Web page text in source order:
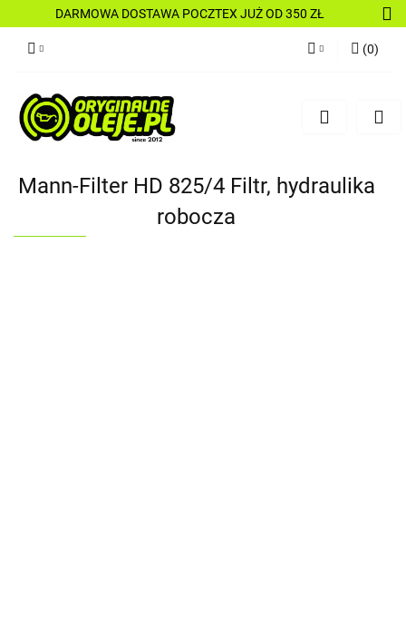
DARMOWA DOSTAWA POCZTEX JUŻ OD 350 ZŁ
Zarejestruj się
(0)
Mann-Filter HD 825/4 Filtr, hydraulika
robocza